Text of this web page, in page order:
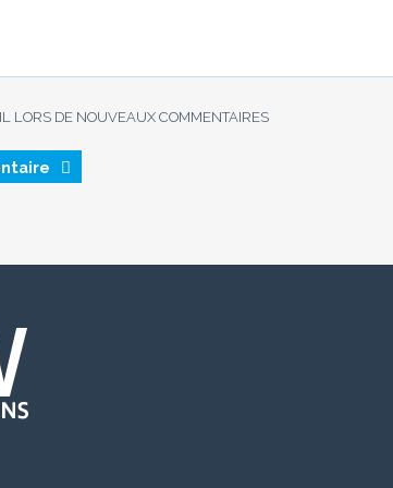
LORS DE NOUVEAUX COMMENTAIRES